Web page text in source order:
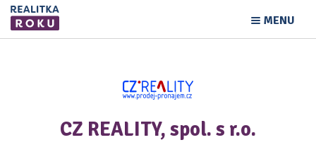
MENU
CZ REALITY, spol. s r.o.